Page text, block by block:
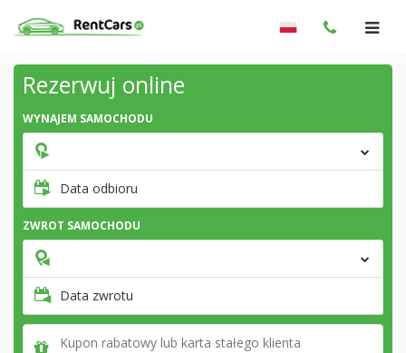
Rezerwuj online
WYNAJEM SAMOCHODU
Data odbioru
ZWROT SAMOCHODU
Data zwrotu